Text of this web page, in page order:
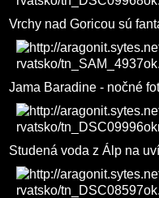
Vrchy nad Goricou sú
Jama Baradine - nočné
Studená voda z Álp na